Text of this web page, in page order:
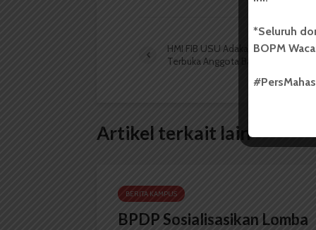
HMI FIB USU Adakan Rekrutmen
Terbuka Anggota Baru
Artikel terkait lain
BERITA KAMPUS
BPDP Sosialisasikan Lomba
*Seluruh
BOPM